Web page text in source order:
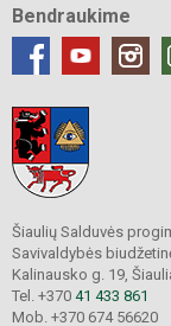
Bendraukime
Šiaulių Salduvės
Savivaldybės
Kalinausko g. 19,
Tel. +370 41 433 861
Mob. +370 674 56620